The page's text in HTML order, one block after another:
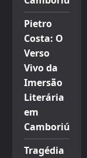
Pietro
Costa: O
Verso
Vivo da
Imersão
Literária
em
Camboriú
Tragédia